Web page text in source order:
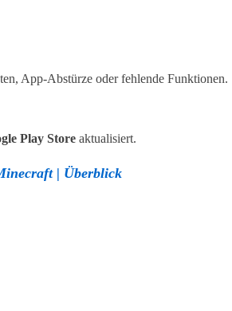
App-Abstürze oder fehlende Funktionen.
Play Store aktualisiert.
| Überblick